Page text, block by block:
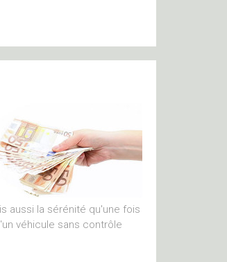
aussi la sérénité qu'une fois
véhicule sans contrôle